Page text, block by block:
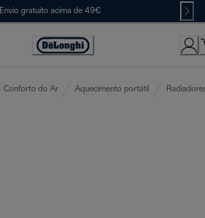
Envio gratuito acima de 49€
Accessibility
Conforto do Ar Aquecimento portátil